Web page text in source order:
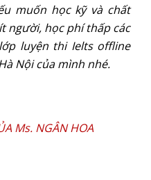
muốn học kỹ và chất
người, học phí thấp các
luyện thi Ielts offline
Nội của mình nhé.
Ms. NGÂN HOA